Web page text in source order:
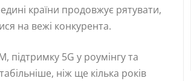
країни продовжує рятувати,
на вежі конкурента.
підтримку 5G у роумінгу та
ніж ще кілька років